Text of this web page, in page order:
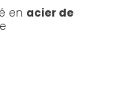
en acier de